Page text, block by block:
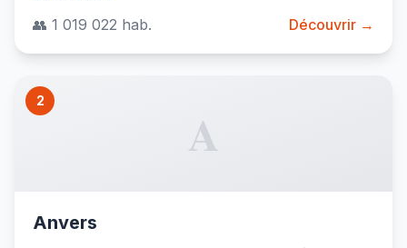
👥 1 019 022 hab. Découvrir →
2
A
Anvers